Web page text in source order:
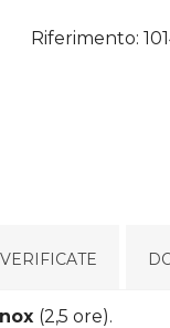
Riferimento:
(2,5 ore).